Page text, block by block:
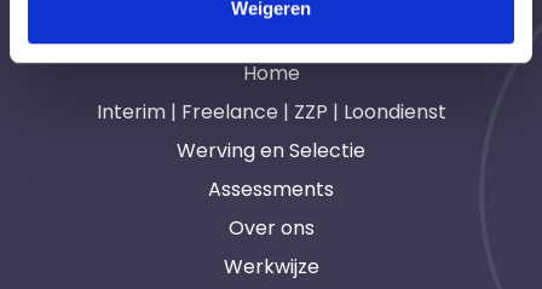
Weigeren
Navigatie
Home
Interim | Freelance | ZZP | Loondienst
Werving en Selectie
Assessments
Over ons
Werkwijze